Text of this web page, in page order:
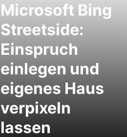
Microsoft Bing
Streetside:
Einspruch
einlegen und
eigenes Haus
verpixeln
lassen